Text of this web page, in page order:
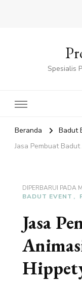
Spesialis
Beranda
Badut
Jasa Pembuat
DIPERBARUI PADA
BADUT EVENT
Jasa